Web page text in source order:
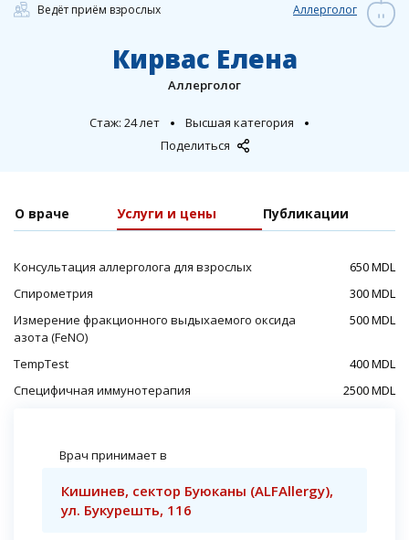
Ведёт приём взрослых Аллерголог
Кирвас Елена
Аллерголог
Cтаж: 24 лет
Высшая категория
Поделиться
О враче Услуги и цены Публикации
Консультация аллерголога для взрослых
650 MDL
Спирометрия
300 MDL
Измерение фракционного выдыхаемого оксида
азота (FeNO)
500 MDL
TempTest
400 MDL
Специфичная иммунотерапия
2500 MDL
Врач принимает в
Кишинев, сектор Буюканы (ALFAllergy),
ул. Букурешть, 116